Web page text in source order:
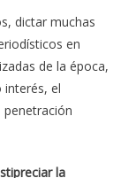
dictar muchas
en
de la época,
el
penetración
la